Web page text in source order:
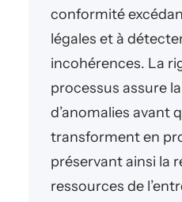
conformité
légales et à
incohérences. La
processus assure
d’anomalies avant
transforment en
préservant ainsi la
ressources de